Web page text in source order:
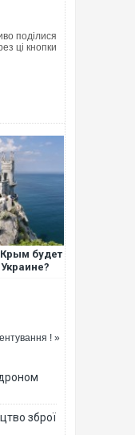
поділися
ці кнопки
Крым будет
! »
зброї